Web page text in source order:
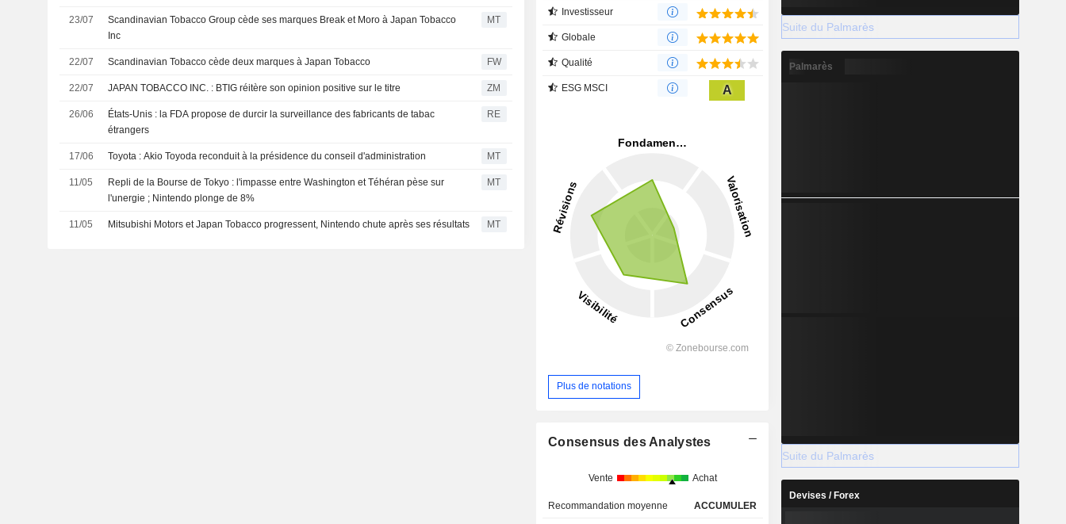
23/07
Scandinavian Tobacco Group cède ses marques Break et Moro à Japan Tobacco
Inc
MT
22/07 Scandinavian Tobacco cède deux marques à Japan Tobacco FW
22/07 JAPAN TOBACCO INC. : BTIG réitère son opinion positive sur le titre ZM
26/06
États-Unis : la FDA propose de durcir la surveillance des fabricants de tabac
étrangers
RE
17/06 Toyota : Akio Toyoda reconduit à la présidence du conseil d'administration MT
11/05
Repli de la Bourse de Tokyo : l'impasse entre Washington et Téhéran pèse sur
l'unergie ; Nintendo plonge de 8%
MT
11/05 Mitsubishi Motors et Japan Tobacco progressent, Nintendo chute après ses résultats MT
Investisseur
Globale
Qualité
ESG MSCI A
Plus de notations
Consensus des Analystes
Vente Achat
Recommandation moyenne ACCUMULER
Suite du Palmarès
Palmarès
Suite du Palmarès
Devises / Forex